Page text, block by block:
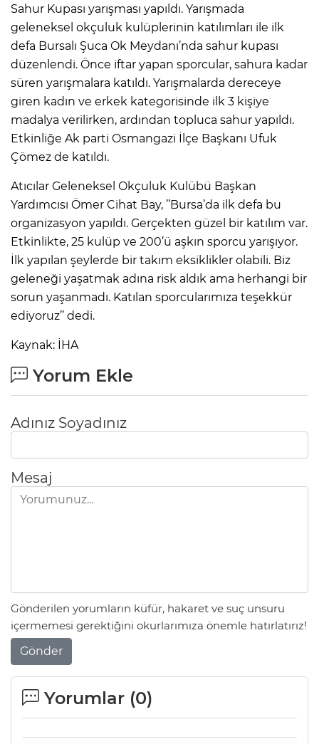
Sahur Kupası yarışması yapıldı. Yarışmada
geleneksel okçuluk kulüplerinin katılımları ile ilk
defa Bursalı Şuca Ok Meydanı’nda sahur kupası
düzenlendi. Önce iftar yapan sporcular, sahura kadar
süren yarışmalara katıldı. Yarışmalarda dereceye
giren kadın ve erkek kategorisinde ilk 3 kişiye
madalya verilirken, ardından topluca sahur yapıldı.
Etkinliğe Ak parti Osmangazi İlçe Başkanı Ufuk
Çömez de katıldı.
Atıcılar Geleneksel Okçuluk Kulübü Başkan
Yardımcısı Ömer Cihat Bay, ’’Bursa’da ilk defa bu
organizasyon yapıldı. Gerçekten güzel bir katılım var.
Etkinlikte, 25 kulüp ve 200’ü aşkın sporcu yarışıyor.
İlk yapılan şeylerde bir takım eksiklikler olabili. Biz
geleneği yaşatmak adına risk aldık ama herhangi bir
sorun yaşanmadı. Katılan sporcularımıza teşekkür
ediyoruz’’ dedi.
Kaynak: İHA
Yorum Ekle
Adınız Soyadınız
Mesaj
Gönderilen yorumların küfür, hakaret ve suç unsuru
içermemesi gerektiğini okurlarımıza önemle hatırlatırız!
Gönder
Yorumlar (0)